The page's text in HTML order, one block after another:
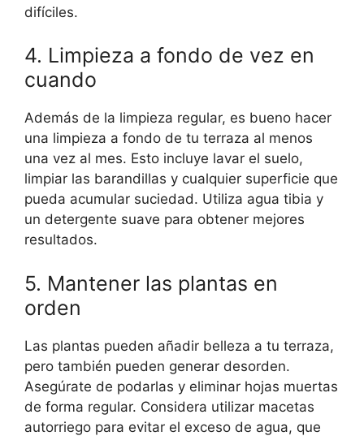
difíciles.
4. Limpieza a fondo de vez en
cuando
Además de la limpieza regular, es bueno hacer
una limpieza a fondo de tu terraza al menos
una vez al mes. Esto incluye lavar el suelo,
limpiar las barandillas y cualquier superficie que
pueda acumular suciedad. Utiliza agua tibia y
un detergente suave para obtener mejores
resultados.
5. Mantener las plantas en
orden
Las plantas pueden añadir belleza a tu terraza,
pero también pueden generar desorden.
Asegúrate de podarlas y eliminar hojas muertas
de forma regular. Considera utilizar macetas
autorriego para evitar el exceso de agua, que